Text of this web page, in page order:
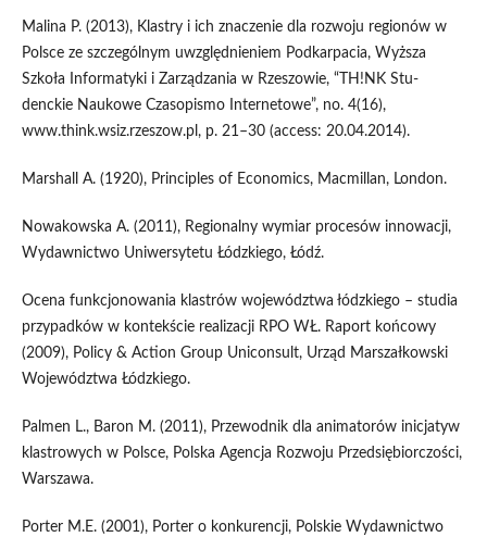
Malina P. (2013), Klastry i ich znaczenie dla rozwoju regionów w
Polsce ze szczególnym uwzględnieniem Podkarpacia, Wyższa
Szkoła Informatyki i Zarządzania w Rzeszowie, “TH!NK Stu-
denckie Naukowe Czasopismo Internetowe”, no. 4(16),
www.think.wsiz.rzeszow.pl, p. 21–30 (access: 20.04.2014).
Marshall A. (1920), Principles of Economics, Macmillan, London.
Nowakowska A. (2011), Regionalny wymiar procesów innowacji,
Wydawnictwo Uniwersytetu Łódzkiego, Łódź.
Ocena funkcjonowania klastrów województwa łódzkiego – studia
przypadków w kontekście realizacji RPO WŁ. Raport końcowy
(2009), Policy & Action Group Uniconsult, Urząd Marszałkowski
Województwa Łódzkiego.
Palmen L., Baron M. (2011), Przewodnik dla animatorów inicjatyw
klastrowych w Polsce, Polska Agencja Rozwoju Przedsiębiorczości,
Warszawa.
Porter M.E. (2001), Porter o konkurencji, Polskie Wydawnictwo